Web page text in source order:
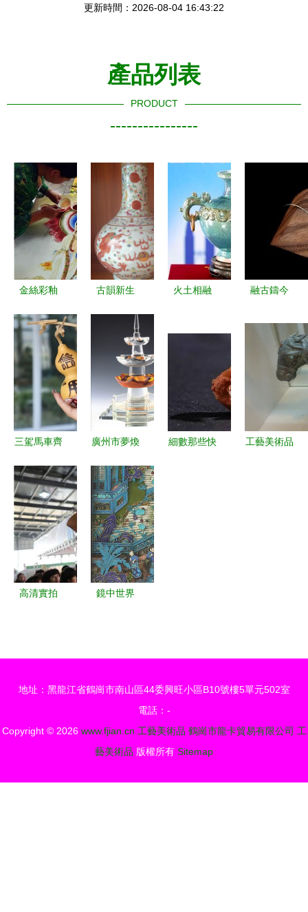
更新時間：2026-08-04 16:43:22
產品列表
PRODUCT
----------------
金絲彩釉
工藝瑰寶
古韻新生
術品交易中
心引領機構
看市新風向
火土相融
——孔相卿
融古鑄今
業學院
2019屆產
品藝術設計
專業工藝美
術品設計方
向畢業創作
三駕馬車齊
文化煥新顏
——環翠區
羊亭鎮以工
藝美術品振
興鄉村文化
廣州市夢煥
傳統技藝與
現代審美的
完美融合
細數那些快
工藝美術品
高清實拍
鏡中世界
地址：黑龍江省鶴崗市南山區44委興旺小區B10號樓5單元502室
電話：-
Copyright © 2026 www.fjian.cn 工藝美術品 鶴崗市龍卡貿易有限公司 工
藝美術品 版權所有 Sitemap